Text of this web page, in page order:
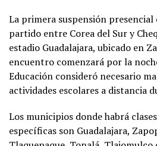
La primera suspensión
partido entre Corea del Sur y
estadio Guadalajara, ubicado en
encuentro comenzará por la
Educación consideró necesario
actividades escolares a distancia
Los municipios donde habrá
específicas son Guadalajara,